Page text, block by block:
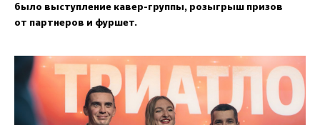
было выступление кавер-группы, розыгрыш призов
от партнеров и фуршет.